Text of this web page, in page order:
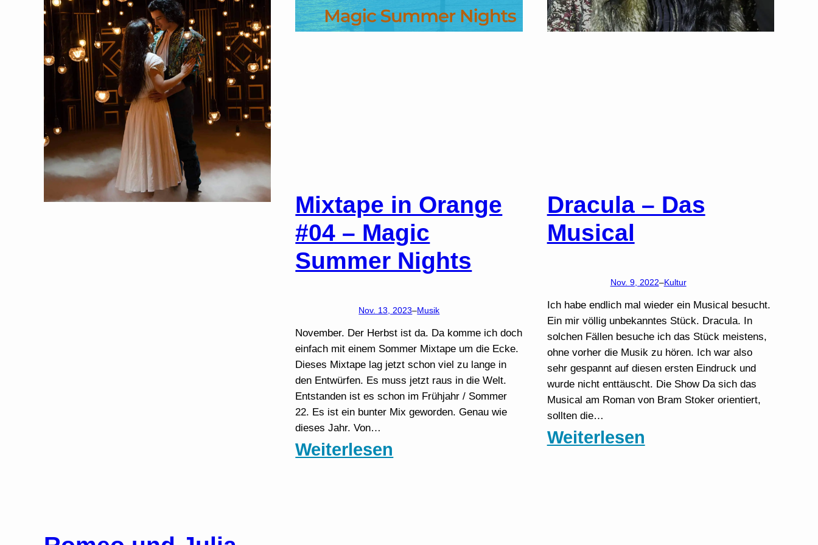
München
Mixtape in Orange
#04 – Magic
Summer Nights
Nov. 13, 2023–Musik
November. Der Herbst ist da. Da komme ich doch
einfach mit einem Sommer Mixtape um die Ecke.
Dieses Mixtape lag jetzt schon viel zu lange in
den Entwürfen. Es muss jetzt raus in die Welt.
Entstanden ist es schon im Frühjahr / Sommer
22. Es ist ein bunter Mix geworden. Genau wie
dieses Jahr. Von…
Weiterlesen
Dracula – Das
Musical
Nov. 9, 2022–Kultur
Ich habe endlich mal wieder ein Musical besucht.
Ein mir völlig unbekanntes Stück. Dracula. In
solchen Fällen besuche ich das Stück meistens,
ohne vorher die Musik zu hören. Ich war also
sehr gespannt auf diesen ersten Eindruck und
wurde nicht enttäuscht. Die Show Da sich das
Musical am Roman von Bram Stoker orientiert,
sollten die…
Weiterlesen